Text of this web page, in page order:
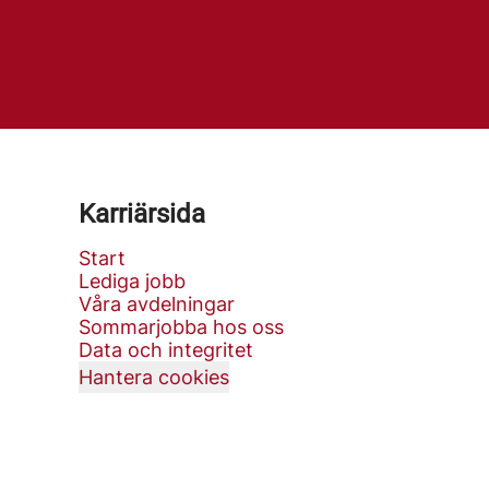
Karriärsida
Start
Lediga jobb
Våra avdelningar
Sommarjobba hos oss
Data och integritet
Hantera cookies